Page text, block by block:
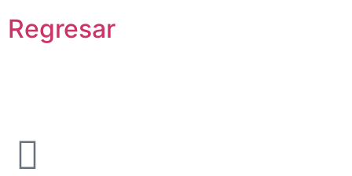
Regresar